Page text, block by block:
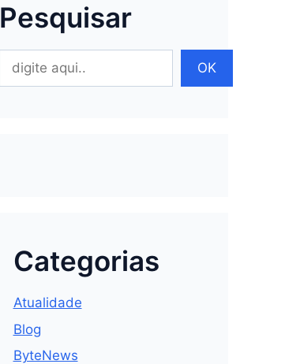
Pesquisar
Pesquisar
OK
Categorias
Atualidade
Blog
ByteNews